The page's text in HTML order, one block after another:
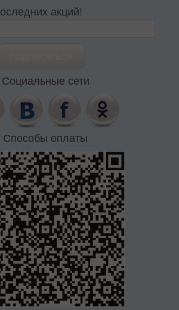
акций!
Социальные сети
Способы оплаты